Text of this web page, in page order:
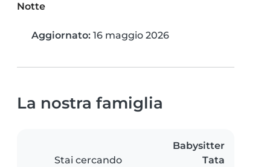
Notte
Aggiornato: 16 maggio 2026
La nostra famiglia
Stai cercando
Babysitter
Tata